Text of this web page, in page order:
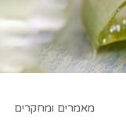
מאמרים ומחקרים